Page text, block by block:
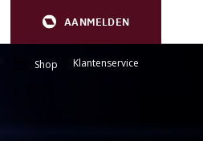
AANMELDEN
Shop Klantenservice